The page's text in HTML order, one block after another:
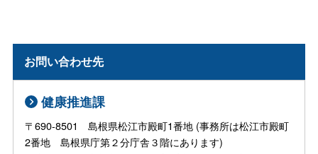
お問い合わせ先
健康推進課
〒690-8501 島根県松江市殿町1番地 (事務所は松江市殿町
2番地 島根県庁第２分庁舎３階にあります)